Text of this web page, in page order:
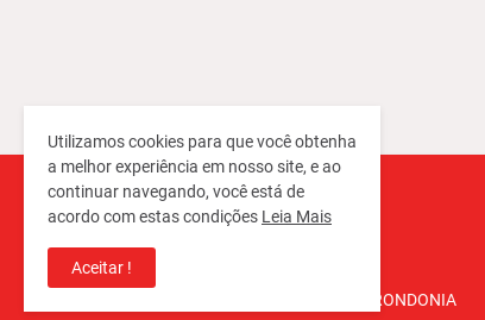
REPORTER RONDONIA
Utilizamos cookies para que você obtenha
a melhor experiência em nosso site, e ao
continuar navegando, você está de
acordo com estas condições Leia Mais
Aceitar !